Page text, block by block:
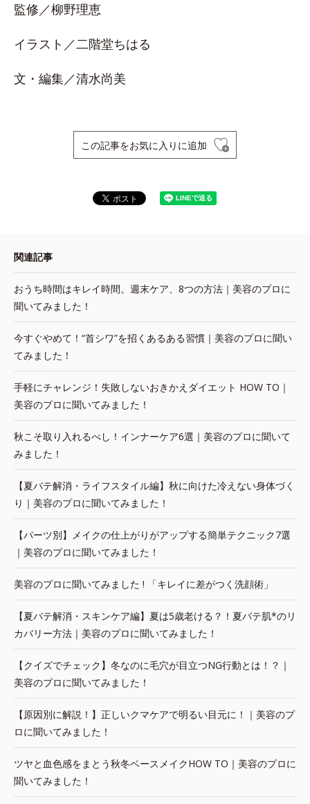
監修／柳野理恵
イラスト／二階堂ちはる
文・編集／清水尚美
この記事をお気に入りに追加
関連記事
おうち時間はキレイ時間。週末ケア、8つの方法｜美容のプロに
聞いてみました！
今すぐやめて！“首シワ”を招くあるある習慣｜美容のプロに聞い
てみました！
手軽にチャレンジ！失敗しないおきかえダイエット HOW TO｜
美容のプロに聞いてみました！
秋こそ取り入れるべし！インナーケア6選｜美容のプロに聞いて
みました！
【夏バテ解消・ライフスタイル編】秋に向けた冷えない身体づく
り｜美容のプロに聞いてみました！
【パーツ別】メイクの仕上がりがアップする簡単テクニック7選
｜美容のプロに聞いてみました！
美容のプロに聞いてみました ! 「キレイに差がつく洗顔術」
【夏バテ解消・スキンケア編】夏は5歳老ける？！夏バテ肌*のリ
カバリー方法｜美容のプロに聞いてみました！
【クイズでチェック】冬なのに毛穴が目立つNG行動とは！？｜
美容のプロに聞いてみました！
【原因別に解説！】正しいクマケアで明るい目元に！｜美容のプ
ロに聞いてみました！
ツヤと血色感をまとう秋冬ベースメイクHOW TO｜美容のプロに
聞いてみました！